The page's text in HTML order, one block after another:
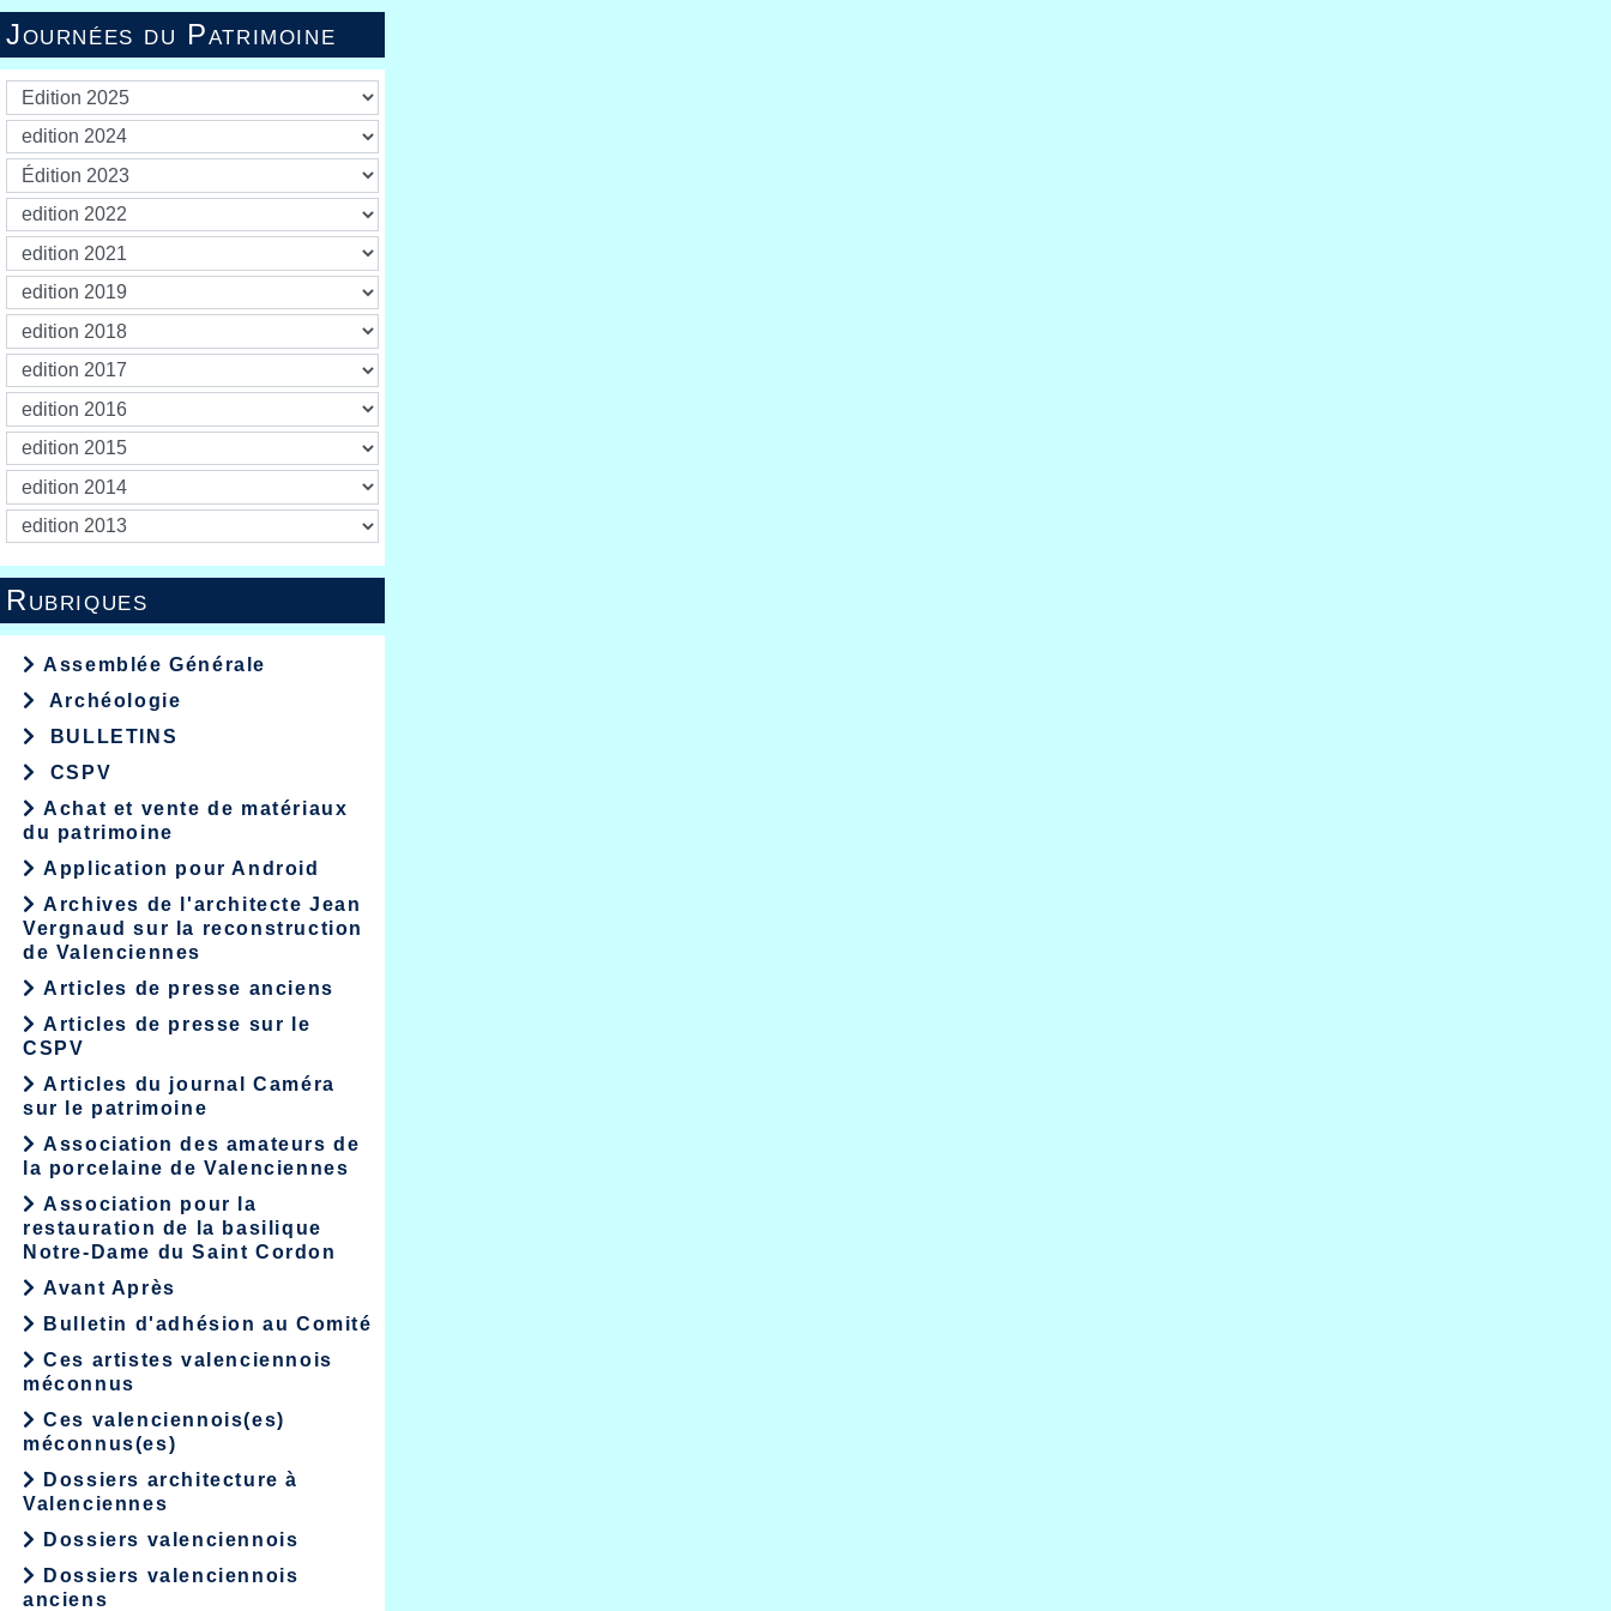
Journées du Patrimoine
Rubriques
Assemblée Générale
Archéologie
BULLETINS
CSPV
Achat et vente de matériaux
du patrimoine
Application pour Android
Archives de l'architecte Jean
Vergnaud sur la reconstruction
de Valenciennes
Articles de presse anciens
Articles de presse sur le
CSPV
Articles du journal Caméra
sur le patrimoine
Association des amateurs de
la porcelaine de Valenciennes
Association pour la
restauration de la basilique
Notre-Dame du Saint Cordon
Avant Après
Bulletin d'adhésion au Comité
Ces artistes valenciennois
méconnus
Ces valenciennois(es)
méconnus(es)
Dossiers architecture à
Valenciennes
Dossiers valenciennois
Dossiers valenciennois
anciens